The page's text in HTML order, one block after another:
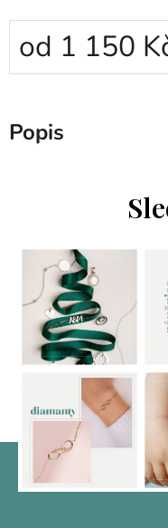
od 1 150
Měrná cena:
Popis